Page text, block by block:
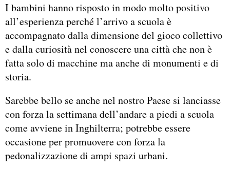
I bambini hanno risposto in modo molto positivo
all’esperienza perché l’arrivo a scuola è
accompagnato dalla dimensione del gioco collettivo
e dalla curiosità nel conoscere una città che non è
fatta solo di macchine ma anche di monumenti e di
storia.
Sarebbe bello se anche nel nostro Paese si lanciasse
con forza la settimana dell’andare a piedi a scuola
come avviene in Inghilterra; potrebbe essere
occasione per promuovere con forza la
pedonalizzazione di ampi spazi urbani.